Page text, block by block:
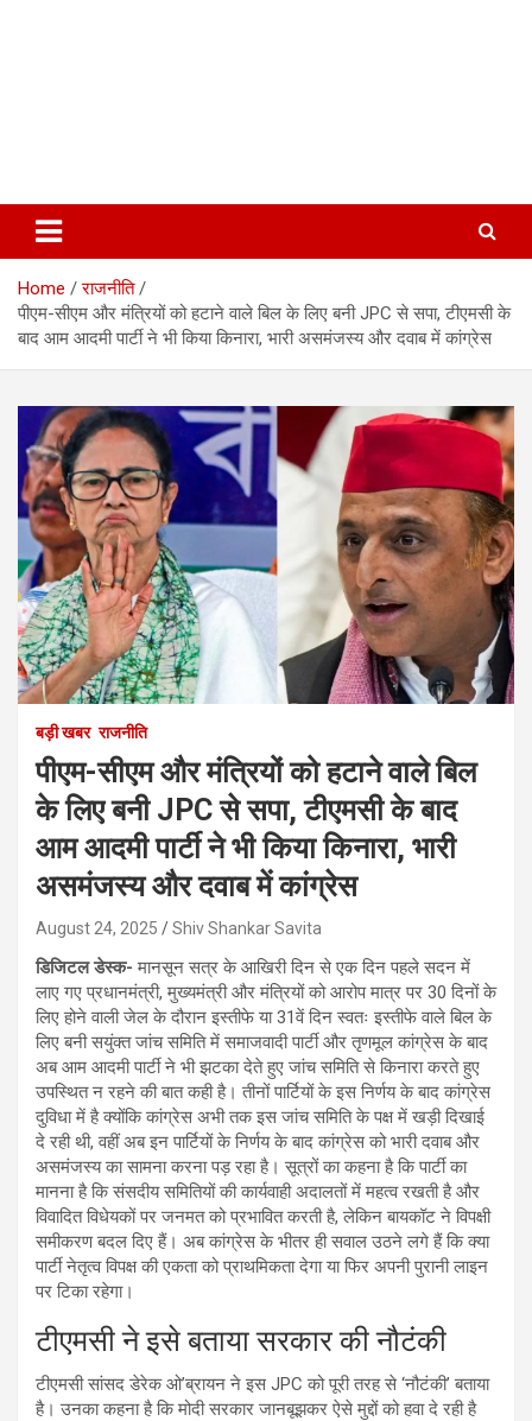
Home
राजनीति
पीएम-सीएम और मंत्रियों को हटाने वाले बिल के लिए बनी JPC से सपा, टीएमसी के
बाद आम आदमी पार्टी ने भी किया किनारा, भारी असमंजस्य और दवाब में कांग्रेस
बड़ी खबर राजनीति
पीएम-सीएम और मंत्रियों को हटाने वाले बिल
के लिए बनी JPC से सपा, टीएमसी के बाद
आम आदमी पार्टी ने भी किया किनारा, भारी
असमंजस्य और दवाब में कांग्रेस
August 24, 2025 Shiv Shankar Savita
डिजिटल डेस्क-मानसून सत्र के आखिरी दिन से एक दिन पहले सदन में
लाए गए प्रधानमंत्री, मुख्यमंत्री और मंत्रियों को आरोप मात्र पर 30 दिनों के
लिए होने वाली जेल के दौरान इस्तीफे या 31वें दिन स्वतः इस्तीफे वाले बिल के
लिए बनी सयुंक्त जांच समिति में समाजवादी पार्टी और तृणमूल कांग्रेस के बाद
अब आम आदमी पार्टी ने भी झटका देते हुए जांच समिति से किनारा करते हुए
उपस्थित न रहने की बात कही है। तीनों पार्टियों के इस निर्णय के बाद कांग्रेस
दुविधा में है क्योंकि कांग्रेस अभी तक इस जांच समिति के पक्ष में खड़ी दिखाई
दे रही थी, वहीं अब इन पार्टियों के निर्णय के बाद कांग्रेस को भारी दवाब और
असमंजस्य का सामना करना पड़ रहा है। सूत्रों का कहना है कि पार्टी का
मानना है कि संसदीय समितियों की कार्यवाही अदालतों में महत्व रखती है और
विवादित विधेयकों पर जनमत को प्रभावित करती है, लेकिन बायकॉट ने विपक्षी
समीकरण बदल दिए हैं। अब कांग्रेस के भीतर ही सवाल उठने लगे हैं कि क्या
पार्टी नेतृत्व विपक्ष की एकता को प्राथमिकता देगा या फिर अपनी पुरानी लाइन
पर टिका रहेगा।
टीएमसी ने इसे बताया सरकार की नौटंकी
टीएमसी सांसद डेरेक ओ’ब्रायन ने इस JPC को पूरी तरह से ‘नौटंकी’ बताया
है। उनका कहना है कि मोदी सरकार जानबूझकर ऐसे मुद्दों को हवा दे रही है